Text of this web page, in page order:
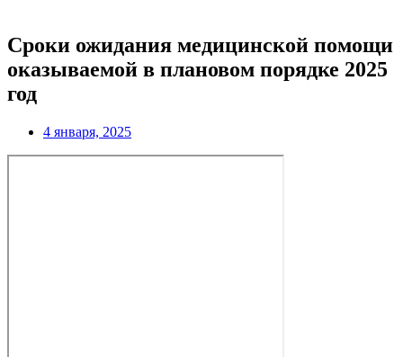
Сроки ожидания медицинской помощи
оказываемой в плановом порядке 2025
год
4 января, 2025